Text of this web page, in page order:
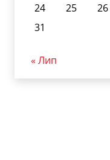
24
25 26
31
« Лип